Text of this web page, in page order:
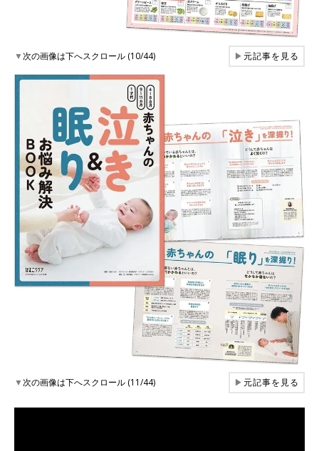
▼次の画像は下へスクロール (10/44) ▶元記事を見る
▼次の画像は下へスクロール (11/44) ▶元記事を見る